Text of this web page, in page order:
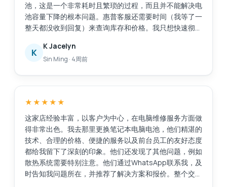
池，这是一个非常耗时且繁琐的过程，而且并不能解决电
池容量下降的根本问题。惠普客服还需要时间（我等了一
整天都没收到回复）来查询库存和价格。我只想快速彻底
到了Esmond服务中心，评价很好。他们响应迅速，而且
提供了有用的建议。他们在2小时内将电池送到了
题时，他们也提供了售后服务。不像有些商家，买完东西
就置之不理。服务很棒，以后如果需要维修笔记本电脑，
我还会选择他们。
K
K Jacelyn
Sin Ming · 4周前
★★★★★
这家店经验丰富，以客户为中心，在电脑维修服务方面做
得非常出色。我去那里更换笔记本电脑电池，他们精湛的
技术、合理的价格、便捷的服务以及前台员工的友好态度
都给我留下了深刻的印象。他们还发现了其他问题，例如
散热系统需要特别注意。他们通过WhatsApp联系我，及
时告知我问题所在，并推荐了解决方案和报价。整个交易